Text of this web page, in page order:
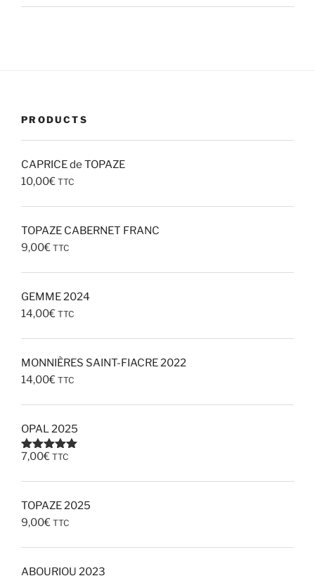
produits
PRODUCTS
CAPRICE de TOPAZE
10,00€ TTC
TOPAZE CABERNET FRANC
9,00€ TTC
GEMME 2024
14,00€ TTC
MONNIÈRES SAINT-FIACRE 2022
14,00€ TTC
OPAL 2025
Note5.00
7,00€ TTC
TOPAZE 2025
9,00€ TTC
ABOURIOU 2023